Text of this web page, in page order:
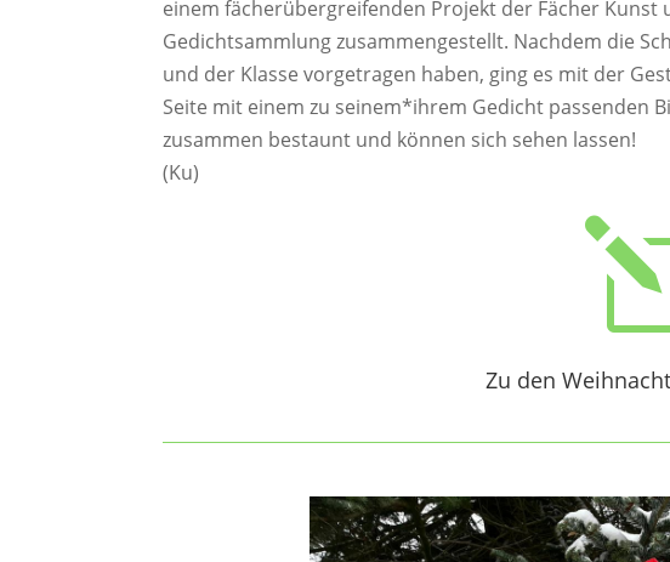
einem fächerübergreifenden Projekt der Fächer Kunst
Gedichtsammlung zusammengestellt. Nachdem die
und der Klasse vorgetragen haben, ging es mit der
Seite mit einem zu seinem*ihrem Gedicht passenden
zusammen bestaunt und können sich sehen lassen!
(Ku)
Zu den